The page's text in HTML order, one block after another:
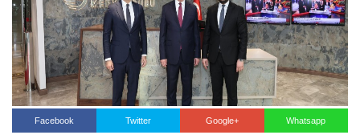
Facebook Twitter Google+ Whatsapp
KÜNYE
İLETİŞİM